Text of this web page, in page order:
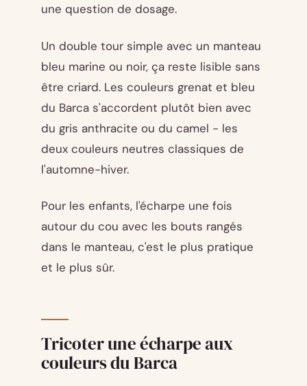
une question de dosage.
Un double tour simple avec un manteau
bleu marine ou noir, ça reste lisible sans
être criard. Les couleurs grenat et bleu
du Barca s'accordent plutôt bien avec
du gris anthracite ou du camel - les
deux couleurs neutres classiques de
l'automne-hiver.
Pour les enfants, l'écharpe une fois
autour du cou avec les bouts rangés
dans le manteau, c'est le plus pratique
et le plus sûr.
Tricoter une écharpe aux
couleurs du Barca